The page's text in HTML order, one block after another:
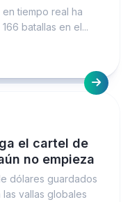
tiempo real ha
batallas en el...
el cartel de
no empieza
dólares guardados
vallas globales